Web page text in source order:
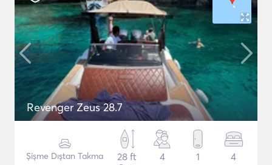
Revenger Zeus 28.7
Şişme Dıştan Takma
28 ft
4 1 4